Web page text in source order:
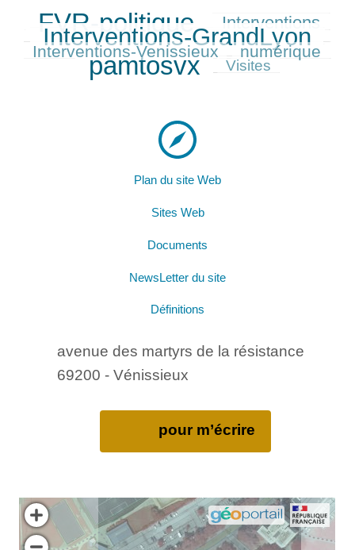
620/627
FVR-politique
282/627 Interventions
560/627
Interventions-GrandLyon
280/627
Interventions-Venissieux
268/627 numérique
627/627
pamtosvx Visites
Plan du site Web
Sites Web
Documents
NewsLetter du site
Définitions
avenue des martyrs de la résistance
69200 - Vénissieux
pour m’écrire